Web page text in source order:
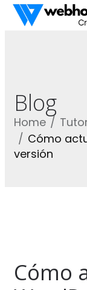
Blog
Home
Cómo
versión
Cómo